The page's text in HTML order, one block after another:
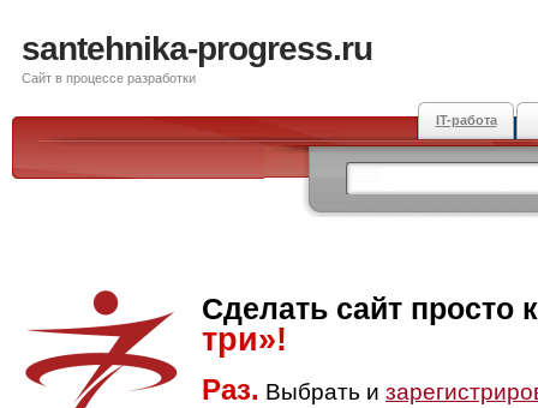
santehnika-progress.ru
Сайт в процессе разработки
IT-работа
Сделать сайт просто
три»!
Раз. Выбрать и